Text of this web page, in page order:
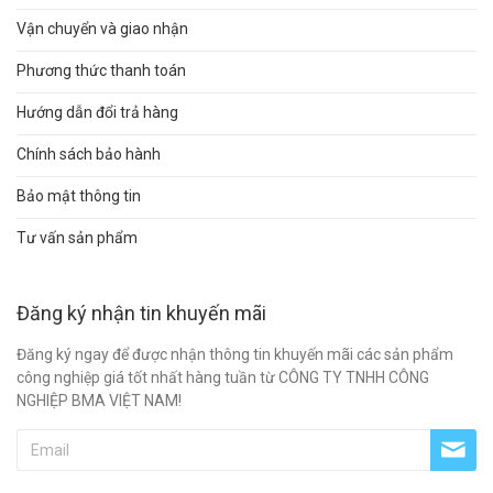
Vận chuyển và giao nhận
Phương thức thanh toán
Hướng dẫn đổi trả hàng
Chính sách bảo hành
Bảo mật thông tin
Tư vấn sản phẩm
Đăng ký nhận tin khuyến mãi
Đăng ký ngay để được nhận thông tin khuyến mãi các sản phẩm
công nghiệp giá tốt nhất hàng tuần từ CÔNG TY TNHH CÔNG
NGHIỆP BMA VIỆT NAM!